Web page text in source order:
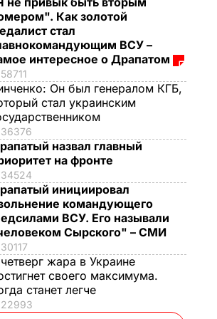
Как золотой
стал
ВСУ –
интересное о Драпатом
58711
Он был генералом КГБ,
стал украинским
36376
назвал главный
на фронте
34524
инициировал
командующего
ВСУ. Его называли
Сырского" – СМИ
30117
жара в Украине
своего максимума.
станет легче
22993